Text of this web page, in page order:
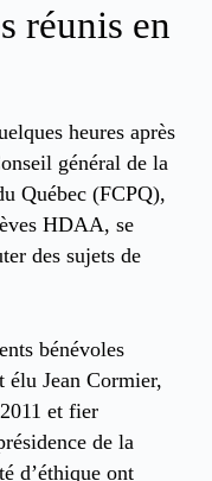
réunis en
heures après
général de la
Québec (FCPQ),
HDAA, se
des sujets de
bénévoles
élu Jean Cormier,
et fier
de la
d’éthique ont